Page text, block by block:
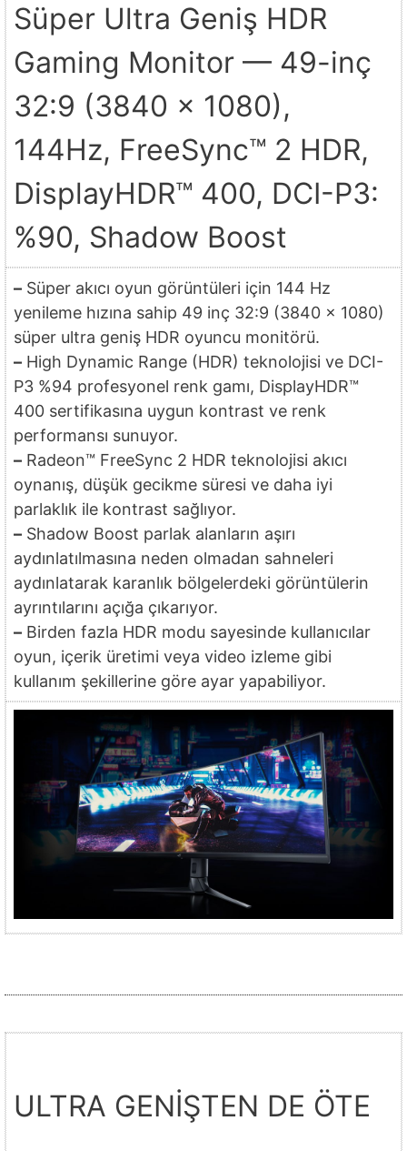
Süper Ultra Geniş HDR
Gaming Monitor — 49-inç
32:9 (3840 x 1080),
144Hz, FreeSync™ 2 HDR,
DisplayHDR™ 400, DCI-P3:
%90, Shadow Boost
– Süper akıcı oyun görüntüleri için 144 Hz
yenileme hızına sahip 49 inç 32:9 (3840 x 1080)
süper ultra geniş HDR oyuncu monitörü.
– High Dynamic Range (HDR) teknolojisi ve DCI-
P3 %94 profesyonel renk gamı, DisplayHDR™
400 sertifikasına uygun kontrast ve renk
performansı sunuyor.
– Radeon™ FreeSync 2 HDR teknolojisi akıcı
oynanış, düşük gecikme süresi ve daha iyi
parlaklık ile kontrast sağlıyor.
– Shadow Boost parlak alanların aşırı
aydınlatılmasına neden olmadan sahneleri
aydınlatarak karanlık bölgelerdeki görüntülerin
ayrıntılarını açığa çıkarıyor.
– Birden fazla HDR modu sayesinde kullanıcılar
oyun, içerik üretimi veya video izleme gibi
kullanım şekillerine göre ayar yapabiliyor.
ULTRA GENİŞTEN DE ÖTE